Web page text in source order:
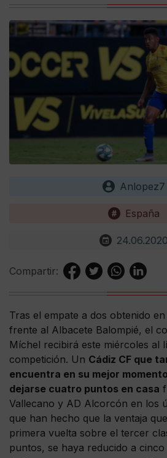
Anlopez7
España
24.06.2020
Compartir:
Tras el empate a dos obtenido
frente al Albacete Balompié, el
Míchel recibirá este miércoles al
competición. Un Cádiz CF que
encuentra en su mejor
dejarse cuatro puntos en casa
Vallecano y AD Alcorcón en los
que han hecho que la ventaja
primera vuelta sobre el tercer
puntos, se haya reducido a